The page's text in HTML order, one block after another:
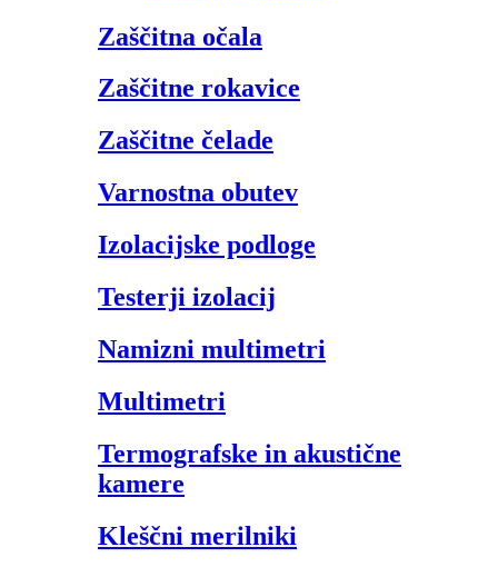
Zaščitna očala
Zaščitne rokavice
Zaščitne čelade
Varnostna obutev
Izolacijske podloge
Testerji izolacij
Namizni multimetri
Multimetri
Termografske in akustične
kamere
Kleščni merilniki